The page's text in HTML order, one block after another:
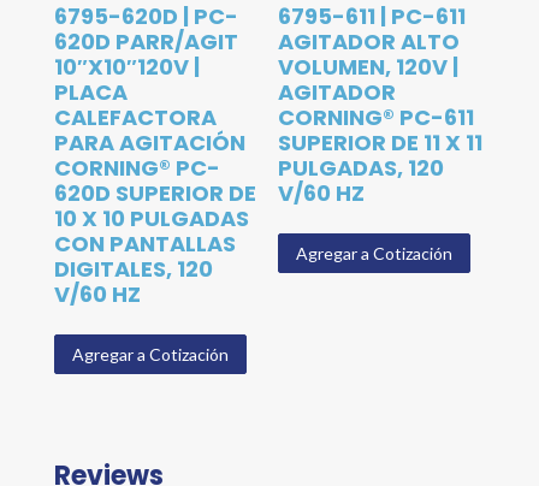
6795-620D | PC-
620D PARR/AGIT
10″X10″120V |
PLACA
CALEFACTORA
PARA AGITACIÓN
CORNING® PC-
620D SUPERIOR DE
10 X 10 PULGADAS
CON PANTALLAS
DIGITALES, 120
V/60 HZ
Agregar a Cotización
6795-611 | PC-611
AGITADOR ALTO
VOLUMEN, 120V |
AGITADOR
CORNING® PC-611
SUPERIOR DE 11 X 11
PULGADAS, 120
V/60 HZ
Agregar a Cotización
Reviews